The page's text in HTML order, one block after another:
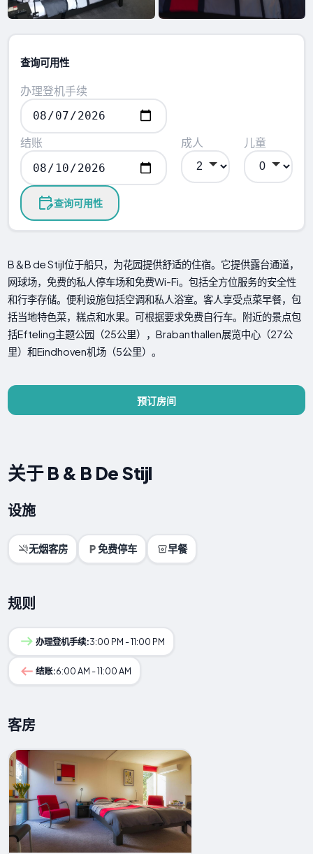
查询可用性
办理登机手续
结账 成人 儿童
查询可用性
B＆B d​​e Stijl位于船只，为花园提供舒适的住宿。它提供露台通道，
网球场，免费的私人停车场和免费Wi-Fi。包括全方位服务的安全性
和行李存储。便利设施包括空调和私人浴室。客人享受点菜早餐，包
括当地特色菜，糕点和水果。可根据要求免费自行车。附近的景点包
括Efteling主题公园（25公里），Brabanthallen展览中心（27公
里）和Eindhoven机场（5公里）。
预订房间
关于 B & B De Stijl
设施
无烟客房 免费停车 早餐
规则
办理登机手续:3:00 PM - 11:00 PM
结账:6:00 AM - 11:00 AM
客房